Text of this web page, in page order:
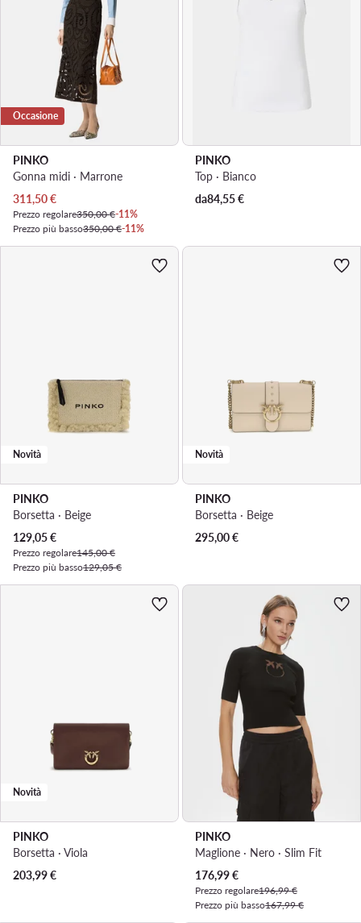
Occasione
PINKO
Gonna midi · Marrone
Prezzo attuale
311,50€
Prezzo regolare350,00 €-11%
Prezzo più basso350,00 €-11%
PINKO
Top · Bianco
da84,55€
Novità
PINKO
Borsetta · Beige
Prezzo attuale
129,05€
Prezzo regolare145,00 €
Prezzo più basso129,05 €
Novità
PINKO
Borsetta · Beige
295,00€
Novità
PINKO
Borsetta · Viola
203,99€
PINKO
Maglione · Nero · Slim Fit
Prezzo attuale
176,99€
Prezzo regolare196,99 €
Prezzo più basso167,99 €